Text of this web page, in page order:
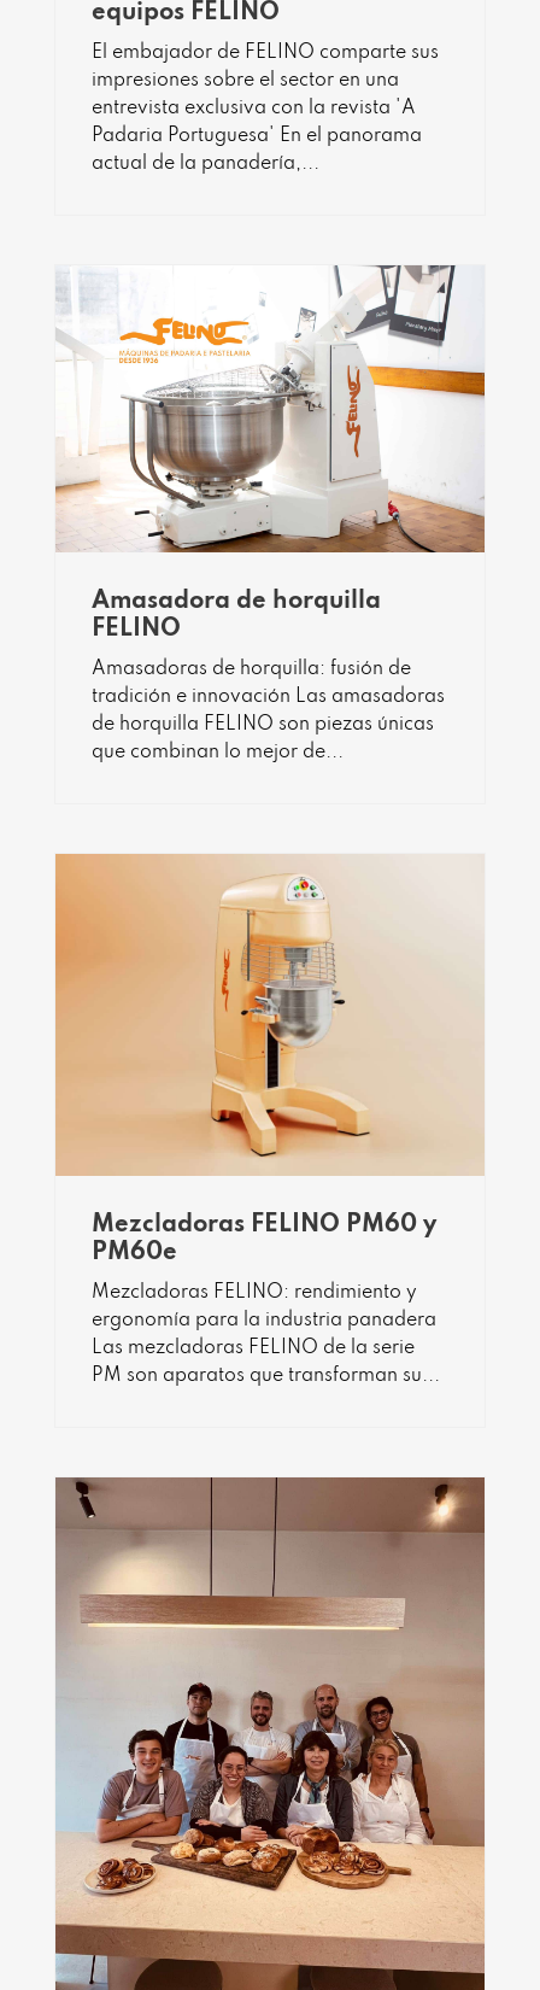
equipos FELINO
El embajador de FELINO comparte sus
impresiones sobre el sector en una
entrevista exclusiva con la revista 'A
Padaria Portuguesa' En el panorama
actual de la panadería,...
Amasadora de horquilla
FELINO
Amasadoras de horquilla: fusión de
tradición e innovación Las amasadoras
de horquilla FELINO son piezas únicas
que combinan lo mejor de...
Mezcladoras FELINO PM60 y
PM60e
Mezcladoras FELINO: rendimiento y
ergonomía para la industria panadera
Las mezcladoras FELINO de la serie
PM son aparatos que transforman su...